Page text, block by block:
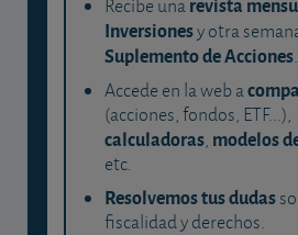
Recibe una
Inversionesy otra
Suplemento de Acciones.
Accede en la web a
(acciones, fondos, ETF...),
calculadoras, modelos
etc.
Resolvemos tus dudas
fiscalidad y derechos.